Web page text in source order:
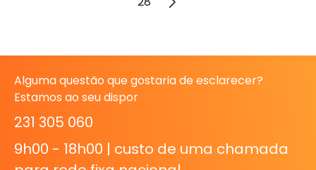
Alguma questão que gostaria de esclarecer?
Estamos ao seu dispor
231 305 060
9h00 - 18h00 | custo de uma chamada